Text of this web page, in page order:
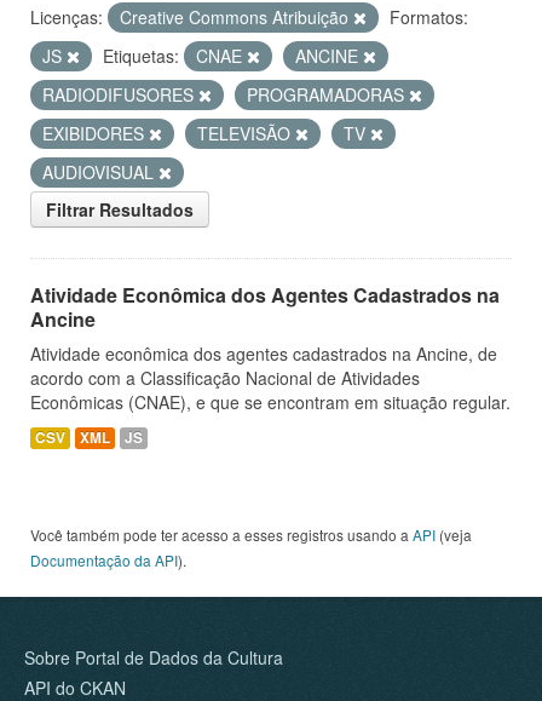
Licenças: Creative Commons Atribuição
Formatos:
JS
Etiquetas: CNAE
ANCINE
RADIODIFUSORES
PROGRAMADORAS
EXIBIDORES
TELEVISÃO
TV
AUDIOVISUAL
Filtrar Resultados
Atividade Econômica dos Agentes Cadastrados na
Ancine
Atividade econômica dos agentes cadastrados na Ancine, de
acordo com a Classificação Nacional de Atividades
Econômicas (CNAE), e que se encontram em situação regular.
CSV XML JS
Você também pode ter acesso a esses registros usando a API (veja
Documentação da API).
Sobre Portal de Dados da Cultura
API do CKAN